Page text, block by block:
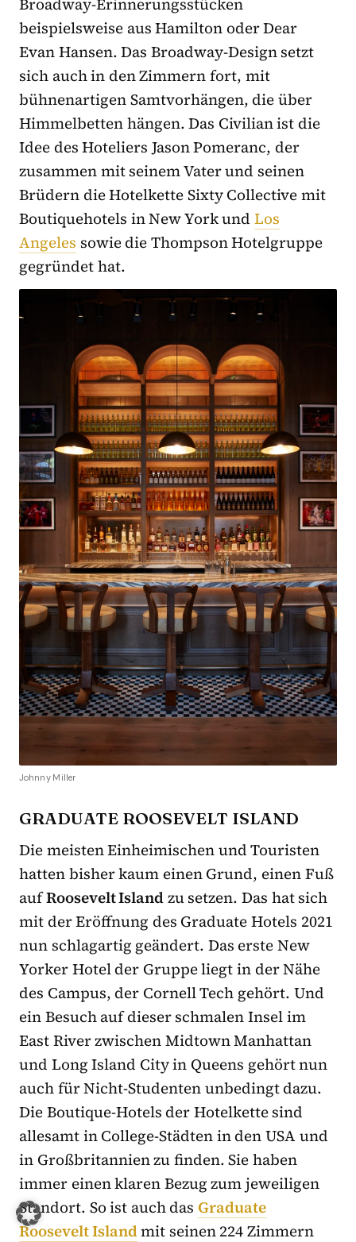
beispielsweise aus Hamilton oder Dear
Evan Hansen. Das Broadway-Design setzt
sich auch in den Zimmern fort, mit
bühnenartigen Samtvorhängen, die über
Himmelbetten hängen. Das Civilian ist die
Idee des Hoteliers Jason Pomeranc, der
zusammen mit seinem Vater und seinen
Brüdern die Hotelkette Sixty Collective mit
Boutiquehotels in New York undLos
Angeles sowie die Thompson Hotelgruppe
gegründet hat.
Johnny Miller
GRADUATE ROOSEVELT ISLAND
Die meisten Einheimischen und Touristen
hatten bisher kaum einen Grund, einen Fuß
aufRoosevelt Islandzu setzen. Das hat sich
mit der Eröffnung des Graduate Hotels 2021
nun schlagartig geändert. Das erste New
Yorker Hotel der Gruppe liegt in der Nähe
des Campus, der Cornell Tech gehört. Und
ein Besuch auf dieser schmalen Insel im
East River zwischen Midtown Manhattan
und Long Island City in Queens gehört nun
auch für Nicht-Studenten unbedingt dazu.
Die Boutique-Hotels der Hotelkette sind
allesamt in College-Städten in den USA und
in Großbritannien zu finden. Sie haben
immer einen klaren Bezug zum jeweiligen
Standort. So ist auch dasGraduate
Roosevelt Islandmit seinen 224 Zimmern